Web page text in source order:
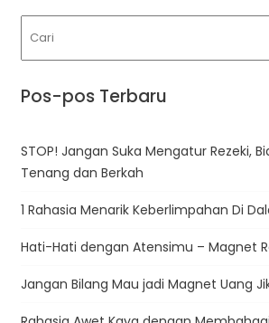
Pos-pos Terbaru
STOP! Jangan Suka Mengatur Rezeki,
Tenang dan Berkah
1 Rahasia Menarik Keberlimpahan Di
Hati-Hati dengan Atensimu – Magnet
Jangan Bilang Mau jadi Magnet Uang